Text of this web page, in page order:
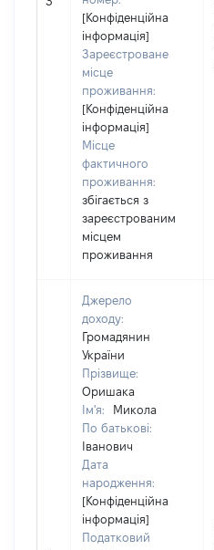
[Конфіденційна
інформація]
Зареєстроване
місце
проживання:
[Конфіденційна
інформація]
Місце
фактичного
проживання:
збігається з
зареєстрованим
місцем
проживання
Джерело
доходу:
Громадянин
України
Прізвище:
Оришака
Ім'я:
Микола
По батькові:
Іванович
Дата
народження:
[Конфіденційна
інформація]
Податковий